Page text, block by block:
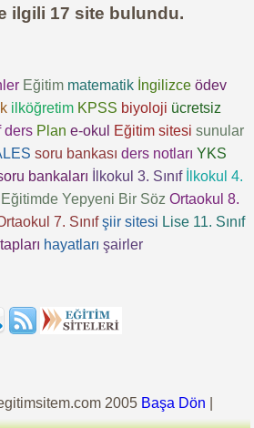
ilgili 17 site bulundu.
Eğitim matematik İngilizce ödev
ilköğretim KPSS biyoloji ücretsiz
ders Plan e-okul Eğitim sitesi sunular
soru bankası ders notları YKS
bankaları İlkokul 3. Sınıf
İlkokul 4.
Eğitimde Yepyeni Bir Söz Ortaokul 8.
7. Sınıf şiir sitesi Lise 11. Sınıf
hayatları şairler
2005 Başa Dön